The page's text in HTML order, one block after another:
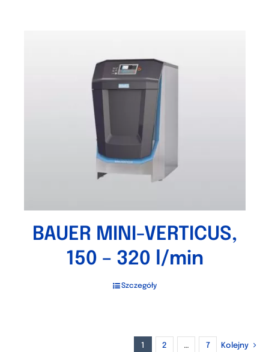
BAUER MINI-VERTICUS,
150 – 320 l/min
Szczegóły
1 2 … 7 Kolejny